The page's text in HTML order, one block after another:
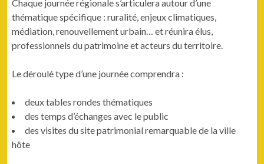
Chaque journée régionale s’articulera autour d’une
thématique spécifique : ruralité, enjeux climatiques,
médiation, renouvellement urbain… et réunira élus,
professionnels du patrimoine et acteurs du territoire.
Le déroulé type d’une journée comprendra :
deux tables rondes thématiques
des temps d’échanges avec le public
des visites du site patrimonial remarquable de la ville
hôte